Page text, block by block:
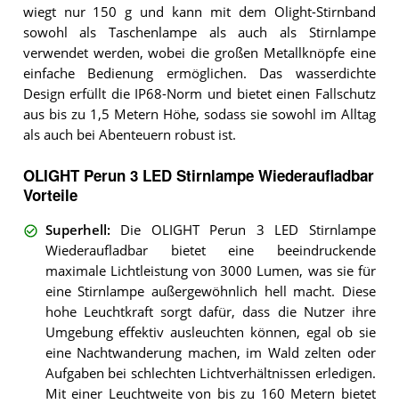
wiegt nur 150 g und kann mit dem Olight-Stirnband
sowohl als Taschenlampe als auch als Stirnlampe
verwendet werden, wobei die großen Metallknöpfe eine
einfache Bedienung ermöglichen. Das wasserdichte
Design erfüllt die IP68-Norm und bietet einen Fallschutz
aus bis zu 1,5 Metern Höhe, sodass sie sowohl im Alltag
als auch bei Abenteuern robust ist.
OLIGHT Perun 3 LED Stirnlampe Wiederaufladbar
Vorteile
Superhell: Die OLIGHT Perun 3 LED Stirnlampe
Wiederaufladbar bietet eine beeindruckende
maximale Lichtleistung von 3000 Lumen, was sie für
eine Stirnlampe außergewöhnlich hell macht. Diese
hohe Leuchtkraft sorgt dafür, dass die Nutzer ihre
Umgebung effektiv ausleuchten können, egal ob sie
eine Nachtwanderung machen, im Wald zelten oder
Aufgaben bei schlechten Lichtverhältnissen erledigen.
Mit einer Leuchtweite von bis zu 160 Metern bietet